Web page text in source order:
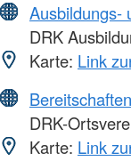
Ausbildungs-
DRK
Karte: Link
DRK-
Karte: Link